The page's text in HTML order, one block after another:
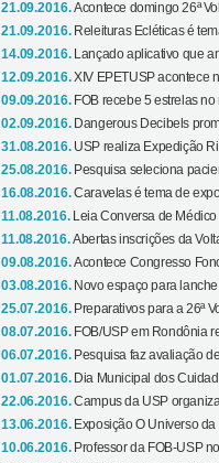
21.09.2016.Acontece domingo 26ª
21.09.2016. Releituras Ecléticas é
14.09.2016.
Lançado aplicativo que
12.09.2016.XIV EPETUSP acontece
09.09.2016. FOB recebe 5 estrelas
02.09.2016. Dangerous Decibels
31.08.2016. USP realiza Expedição
25.08.2016. Pesquisa seleciona
16.08.2016.Caravelas é tema de
11.08.2016.
Leia Conversa de
11.08.2016.Abertas inscrições da
09.08.2016.Acontece Congresso
03.08.2016. Novo espaço para
25.07.2016. Preparativos para a 26ª
08.07.2016. FOB/USP em Rondônia
06.07.2016. Pesquisa faz avaliação
01.07.2016. Dia Municipal dos
22.06.2016.Campus da USP
13.06.2016. Exposição O Universo
10.06.2016. Professor da FOB-USP